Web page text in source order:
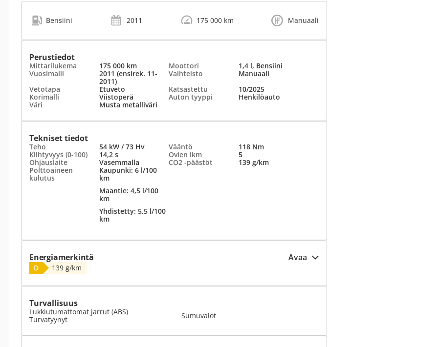
Bensiini 2011 175 000 km Manuaali
Perustiedot
Mittarilukema 175 000 km Moottori
1,4 l, Bensiini
Vuosimalli
2011 (ensirek. 11-
2011)
Vaihteisto
Manuaali
Vetotapa
Etuveto Katsastettu
10/2025
Korimalli
Viistoperä Auton tyyppi
Henkilöauto
Väri
Musta metalliväri
Tekniset tiedot
Teho 54 kW / 73 Hv Vääntö
118 Nm
Kiihtyvyys (0-100)
14,2 s Ovien lkm
5
Ohjauslaite
Vasemmalla CO2 -päästöt
139 g/km
Polttoaineen
kulutus
Kaupunki: 6 l/100
km
Maantie: 4,5 l/100
km
Yhdistetty: 5,5 l/100
km
Energiamerkintä Avaa
D 139 g/km
Turvallisuus
Lukkiutumattomat jarrut (ABS)
Turvatyynyt
Sumuvalot